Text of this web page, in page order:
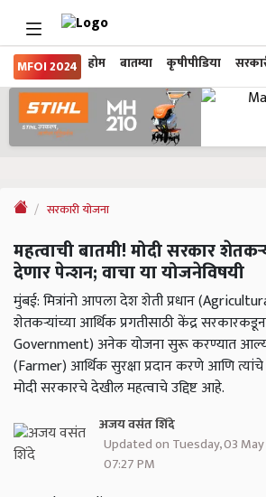
MFOI 2024 होम बातम्या कृषीपीडिया
सरकारी योजना
महत्वाची बातमी! मोदी सरकार
देणार पेन्शन; वाचा या योजनेविषयी
मुंबई: मित्रांनो आपला देश शेती प्रधान
शेतकऱ्यांच्या आर्थिक प्रगतीसाठी केंद्र
Government) अनेक योजना सुरू करण्यात
(Farmer) आर्थिक सुरक्षा प्रदान करणे आणि
मोदी सरकारचे देखील महत्वाचे उद्दिष्ट आहे.
अजय वसंत शिंदे
Updated on Tuesday, 03
07:27 PM